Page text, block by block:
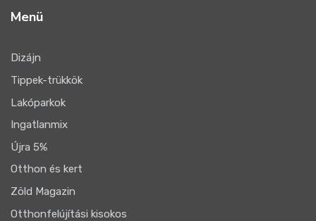
Menü
Dizájn
Tippek-trükkök
Lakóparkok
Ingatlanmix
Újra 5%
Otthon és kert
Zöld Magazin
Otthonfelújítási kisokos